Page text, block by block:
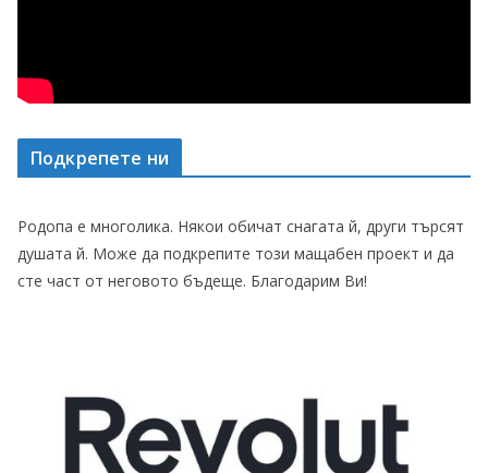
Подкрепете ни
Родопа е многолика. Някои обичат снагата й, други търсят
душата й. Може да подкрепите този мащабен проект и да
сте част от неговото бъдеще. Благодарим Ви!